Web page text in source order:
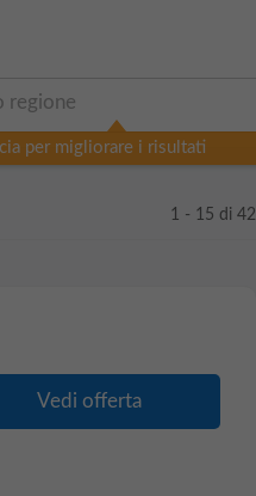
per migliorare i risultati
1 - 15 di 42
Vedi offerta